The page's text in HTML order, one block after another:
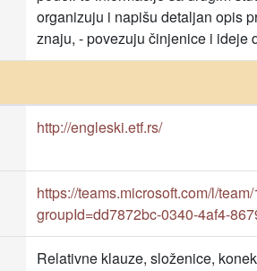
organizuju i napišu detaljan opis
znaju, - povezuju činjenice i ideje
http://engleski.etf.rs/
https://teams.microsoft.com/l/
groupId=dd7872bc-0340-4af4-
Relativne klauze, složenice,